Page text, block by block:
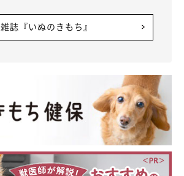
雑誌『いぬのきもち』